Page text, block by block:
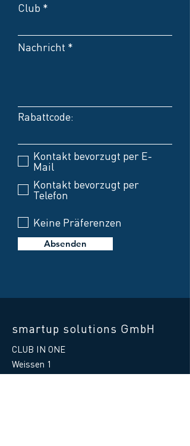
Club
Nachricht
Rabattcode:
Kontakt bevorzugt per E-
Mail
Kontakt bevorzugt per
Telefon
Keine Präferenzen
Absenden
smartup solutions GmbH
CLUB IN ONE
Weissen 1